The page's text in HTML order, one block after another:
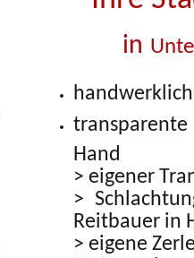
in
Hand
> eigener
>
Reitbauer in
> eigene